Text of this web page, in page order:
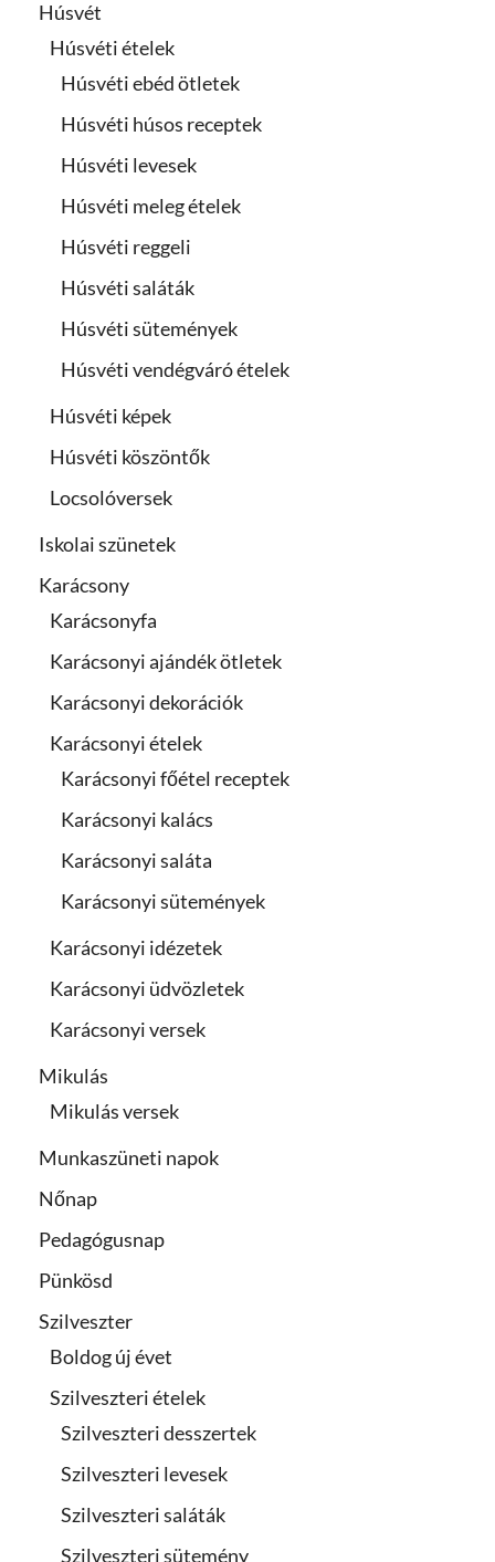
Húsvét
Húsvéti ételek
Húsvéti ebéd ötletek
Húsvéti húsos receptek
Húsvéti levesek
Húsvéti meleg ételek
Húsvéti reggeli
Húsvéti saláták
Húsvéti sütemények
Húsvéti vendégváró ételek
Húsvéti képek
Húsvéti köszöntők
Locsolóversek
Iskolai szünetek
Karácsony
Karácsonyfa
Karácsonyi ajándék ötletek
Karácsonyi dekorációk
Karácsonyi ételek
Karácsonyi főétel receptek
Karácsonyi kalács
Karácsonyi saláta
Karácsonyi sütemények
Karácsonyi idézetek
Karácsonyi üdvözletek
Karácsonyi versek
Mikulás
Mikulás versek
Munkaszüneti napok
Nőnap
Pedagógusnap
Pünkösd
Szilveszter
Boldog új évet
Szilveszteri ételek
Szilveszteri desszertek
Szilveszteri levesek
Szilveszteri saláták
Szilveszteri sütemény